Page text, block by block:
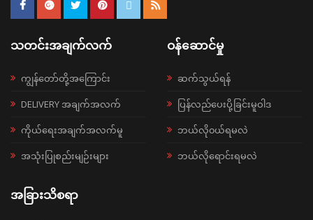
သတင်းအချက်လက်
ကျွန်တော်တို့အကြောင်း
DELIVERY အချက်အလက်
ကိုယ်ရေးအချက်အလက်မူ
အသုံးပြုစည်းမျဉ်းများ
ဝန်ဆောင်မှု
ဆက်သွယ်ရန်
ပြန်လည်ပေးပို့ခြင်းမူဝါဒ
ဘယ်လို၀ယ်ရမလဲ
ဘယ်လိုရောင်းရမလဲ
အခြားသိစရာ